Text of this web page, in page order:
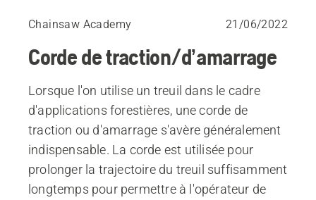
Chainsaw Academy 21/06/2022
Corde de traction/d’amarrage
Lorsque l'on utilise un treuil dans le cadre
d'applications forestières, une corde de
traction ou d'amarrage s'avère généralement
indispensable. La corde est utilisée pour
prolonger la trajectoire du treuil suffisamment
longtemps pour permettre à l'opérateur de